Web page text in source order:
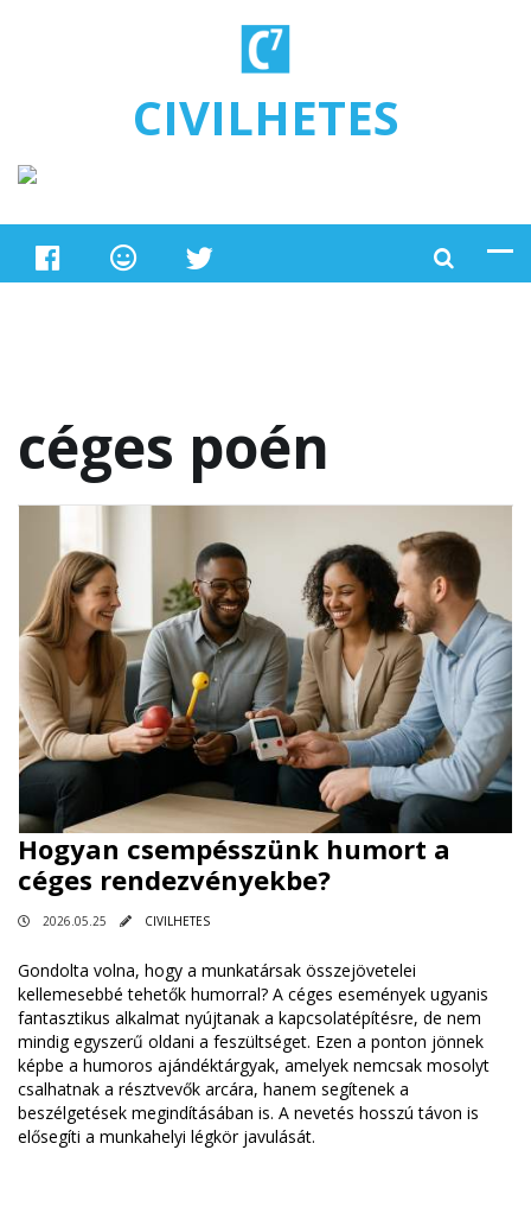
CIVILHETES
céges poén
Hogyan csempésszünk humort a
céges rendezvényekbe?
2026.05.25 CIVILHETES
Gondolta volna, hogy a munkatársak összejövetelei
kellemesebbé tehetők humorral? A céges események ugyanis
fantasztikus alkalmat nyújtanak a kapcsolatépítésre, de nem
mindig egyszerű oldani a feszültséget. Ezen a ponton jönnek
képbe a humoros ajándéktárgyak, amelyek nemcsak mosolyt
csalhatnak a résztvevők arcára, hanem segítenek a
beszélgetések megindításában is. A nevetés hosszú távon is
elősegíti a munkahelyi légkör javulását.